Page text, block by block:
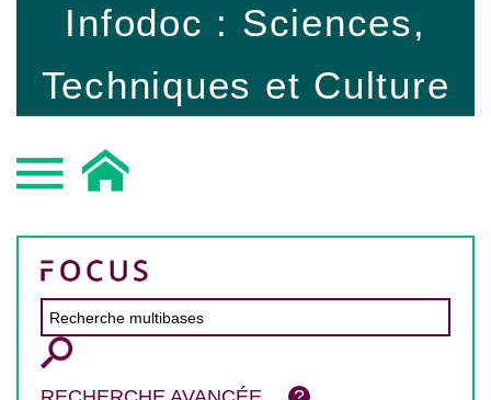
Infodoc : Sciences,
Techniques et Culture